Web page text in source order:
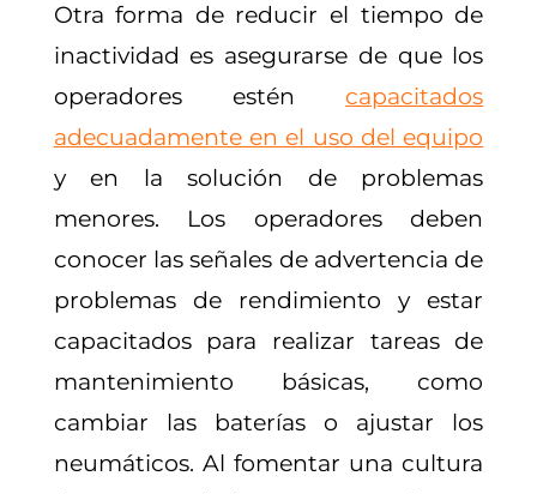
Otra forma de reducir el tiempo de
inactividad es asegurarse de que los
operadores estén capacitados
adecuadamente en el uso del equipo
y en la solución de problemas
menores. Los operadores deben
conocer las señales de advertencia de
problemas de rendimiento y estar
capacitados para realizar tareas de
mantenimiento básicas, como
cambiar las baterías o ajustar los
neumáticos. Al fomentar una cultura